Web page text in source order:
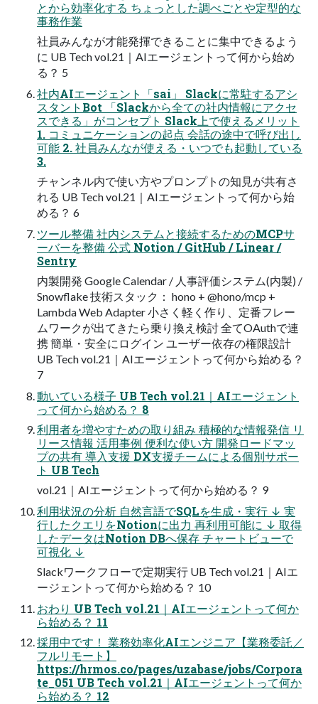
とから効率化する ちょっとした調べごとや定型的な
事務作業
社員みんなが才能発揮できることに集中できるよう
に UB Tech vol.21｜AIエージェントって何から始め
る？ 5
社内AIエージェント「sai」 Slackに常駐するアシ
スタントBot 「Slackから全ての社内情報にアクセ
スできる」がコンセプト Slack上で使えるメリット
1. コミュニケーションの起点 会話の途中で呼び出し
可能 2. 社員みんなが使える・いつでも起動している
3.
チャンネル内で使い方やプロンプトの知見が共有さ
れる UB Tech vol.21｜AIエージェントって何から始
める？ 6
ツール整備 社内システムと接続するためのMCPサ
ーバーを整備 公式 Notion / GitHub / Linear /
Sentry
内製開発 Google Calendar / 人事評価システム(内製) /
Snowflake 技術スタック： hono + @hono/mcp +
Lambda Web Adapter 小さく軽く作り、定番フレー
ムワークが出てきたら乗り換え検討 全てOAuthで連
携 簡単・安全にログイン ユーザー依存の権限設計
UB Tech vol.21｜AIエージェントって何から始める？
7
動いている様子 UB Tech vol.21｜AIエージェント
って何から始める？ 8
利用者を増やすための取り組み 積極的な情報発信 リ
リース情報 活用事例 便利な使い方 開発ロードマッ
プの共有 導入支援 DX支援チームによる個別サポー
ト UB Tech
vol.21｜AIエージェントって何から始める？ 9
利用状況の分析 自然言語でSQLを生成・実行 ↓ 実
行したクエリをNotionに出力 再利用可能に ↓ 取得
したデータはNotion DBへ保存 チャートビューで
可視化 ↓
Slackワークフローで定期実行 UB Tech vol.21｜AIエ
ージェントって何から始める？ 10
おわり UB Tech vol.21｜AIエージェントって何か
ら始める？ 11
採用中です！ 業務効率化AIエンジニア【業務委託／
フルリモート】
https://hrmos.co/pages/uzabase/jobs/Corpora
te_051 UB Tech vol.21｜AIエージェントって何か
ら始める？ 12